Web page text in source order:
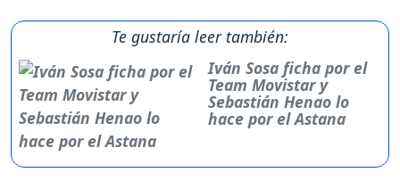
Te gustaría leer también:
Iván Sosa ficha por el
Team Movistar y
Sebastián Henao lo
hace por el Astana